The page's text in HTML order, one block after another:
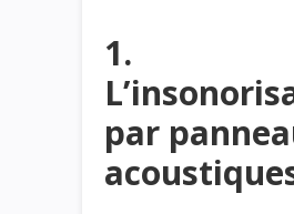
1.
par